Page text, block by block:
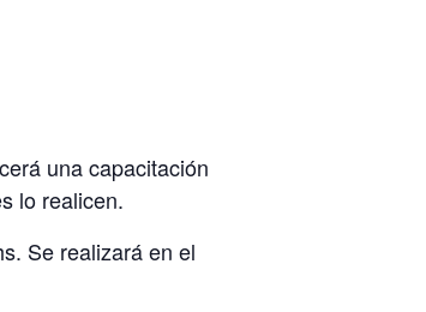
una capacitación
lo realicen.
Se realizará en el